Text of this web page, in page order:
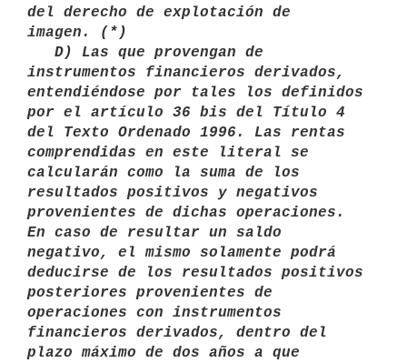
del derecho de explotación de
imagen. (*)
instrumentos financieros derivados,
entendiéndose por tales los definidos
por el artículo 36 bis del Título 4
del Texto Ordenado 1996. Las rentas
comprendidas en este literal se
calcularán como la suma de los
resultados positivos y negativos
provenientes de dichas operaciones.
En caso de resultar un saldo
negativo, el mismo solamente podrá
deducirse de los resultados positivos
posteriores provenientes de
operaciones con instrumentos
financieros derivados, dentro del
plazo máximo de dos años a que